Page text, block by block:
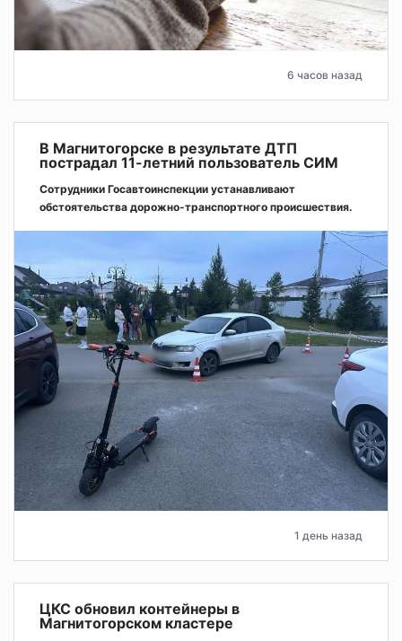
6 часов назад
В Магнитогорске в результате ДТП
пострадал 11-летний пользователь СИМ
Сотрудники Госавтоинспекции устанавливают
обстоятельства дорожно-транспортного происшествия.
1 день назад
ЦКС обновил контейнеры в
Магнитогорском кластере